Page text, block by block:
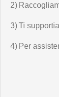
2)
3)Ti
4) Per